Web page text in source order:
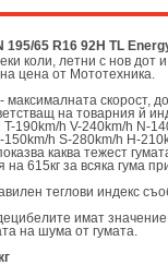
195/65 R16 92H TL
коли, летни с нов дот
цена от Мототехника.
- максималната скорост,
на товарния й
T-190km/h V-240km/h N-
h S-280km/h H-
каква тежест
на 615кг за всяка гума
теглови индекс
имат
на шума от гумата.